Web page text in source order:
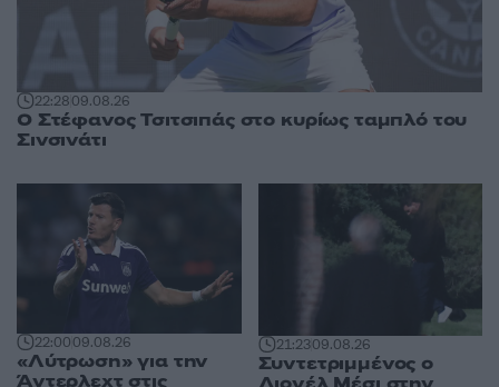
22:2809.08.26
Ο Στέφανος Τσιτσιπάς στο κυρίως ταμπλό του
Σινσινάτι
22:0009.08.26
«Λύτρωση» για την
Άντερλεχτ στις
21:2309.08.26
Συντετριμμένος ο